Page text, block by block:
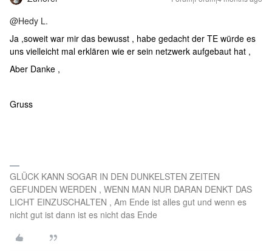
@Hedy L.
Ja ,soweit war mir das bewusst , habe gedacht der TE würde es
uns vielleicht mal erklären wie er sein netzwerk aufgebaut hat ,
Aber Danke ,
Gruss
GLÜCK KANN SOGAR IN DEN DUNKELSTEN ZEITEN
GEFUNDEN WERDEN , WENN MAN NUR DARAN DENKT DAS
LICHT EINZUSCHALTEN , Am Ende ist alles gut und wenn es
nicht gut ist dann ist es nicht das Ende